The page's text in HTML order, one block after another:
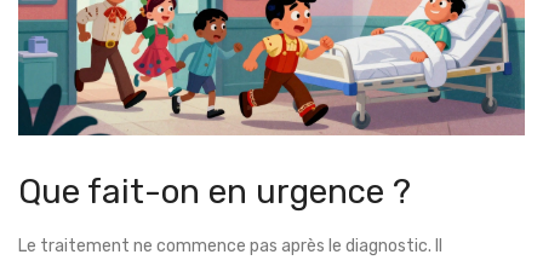
Que fait-on en urgence ?
Le traitement ne commence pas après le diagnostic. Il